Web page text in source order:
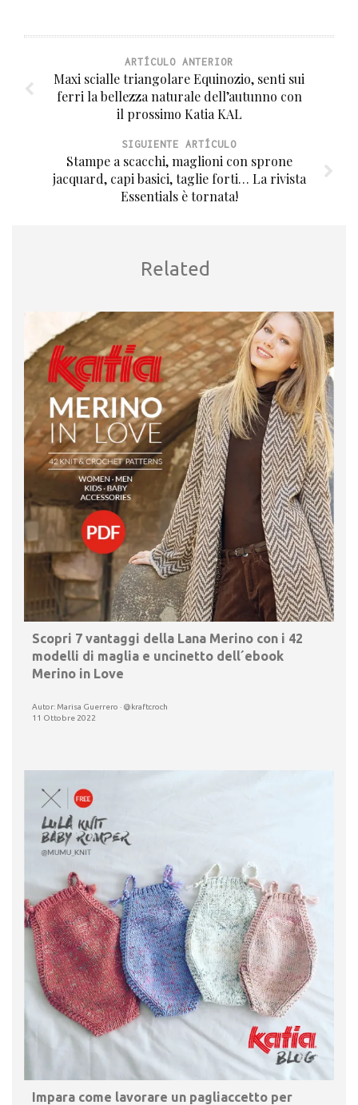
ARTÍCULO ANTERIOR
Maxi scialle triangolare Equinozio, senti sui
ferri la bellezza naturale dell’autunno con
il prossimo Katia KAL
SIGUIENTE ARTÍCULO
Stampe a scacchi, maglioni con sprone
jacquard, capi basici, taglie forti… La rivista
Essentials è tornata!
Related
Scopri 7 vantaggi della Lana Merino con i 42
modelli di maglia e uncinetto dell´ebook
Merino in Love
Autor: Marisa Guerrero · @kraftcroch
11 Ottobre 2022
Impara come lavorare un pagliaccetto per